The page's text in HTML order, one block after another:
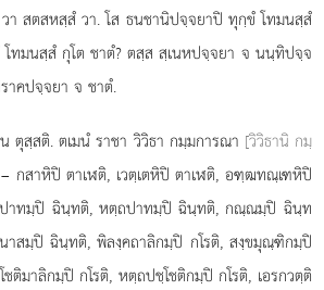
า สตสหสฺสํ วา. โส ธนชานิปจฺจยาปิ ทุกฺขํ โทมนสฺสํ
โทมนสฺสํ กุโต ชาตํ? ตสฺส สฺเนหปจฺจยา จ นนฺทิปจฺจ
าคปจฺจยา จ ชาตํ.
ตุสฺสติ. ตเมนํ ราชา วิวิธา กมฺมการณา [วิวิธานิ กมฺ
กสาหิปิ ตาเฬติ, เวตฺเตหิปิ ตาเฬติ, อฑฺฒทณฺเฑหิปิ
าทมฺปิ ฉินฺทติ, หตฺถปาทมฺปิ ฉินฺทติ, กณฺณมฺปิ ฉินฺท
สมฺปิ ฉินฺทติ, พิลงฺคถาลิกมฺปิ กโรติ, สงฺขมุณฺฑิกมฺปิ
ติมาลิกมฺปิ กโรติ, หตฺถปชฺโชติกมฺปิ กโรติ, เอรกวตฺติ